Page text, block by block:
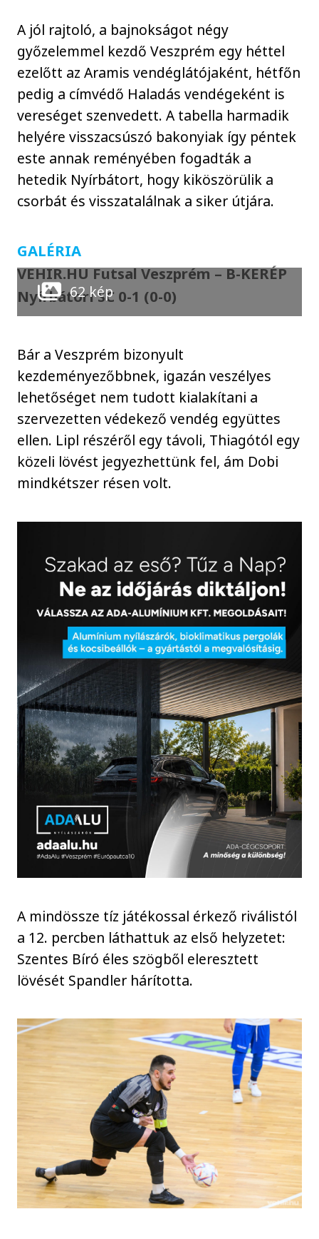
A jól rajtoló, a bajnokságot négy
győzelemmel kezdő Veszprém egy héttel
ezelőtt az Aramis vendéglátójaként, hétfőn
pedig a címvédő Haladás vendégeként is
vereséget szenvedett. A tabella harmadik
helyére visszacsúszó bakonyiak így péntek
este annak reményében fogadták a
hetedik Nyírbátort, hogy kiköszörülik a
csorbát és visszatalálnak a siker útjára.
GALÉRIA
VEHIR.HU Futsal Veszprém – B-KERÉP
Nyírbátori SC 0-1 (0-0)
62 kép
Bár a Veszprém bizonyult
kezdeményezőbbnek, igazán veszélyes
lehetőséget nem tudott kialakítani a
szervezetten védekező vendég együttes
ellen. Lipl részéről egy távoli, Thiagótól egy
közeli lövést jegyezhettünk fel, ám Dobi
mindkétszer résen volt.
A mindössze tíz játékossal érkező riválistól
a 12. percben láthattuk az első helyzetet:
Szentes Bíró éles szögből eleresztett
lövését Spandler hárította.